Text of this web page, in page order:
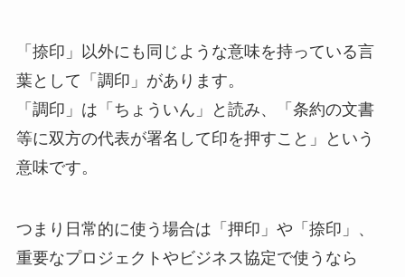
「捺印」以外にも同じような意味を持っている言
葉として「調印」があります。
「調印」は「ちょういん」と読み、「条約の文書
等に双方の代表が署名して印を押すこと」という
意味です。
つまり日常的に使う場合は「押印」や「捺印」、
重要なプロジェクトやビジネス協定で使うなら